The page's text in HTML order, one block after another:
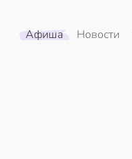
Афиша Новости